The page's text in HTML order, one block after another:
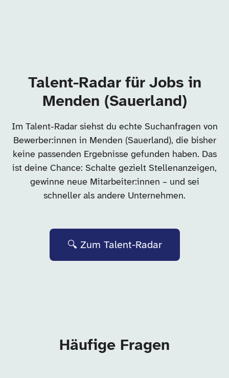
Talent-Radar für Jobs in
Menden (Sauerland)
Im Talent-Radar siehst du echte Suchanfragen von
Bewerber:innen in Menden (Sauerland), die bisher
keine passenden Ergebnisse gefunden haben. Das
ist deine Chance: Schalte gezielt Stellenanzeigen,
gewinne neue Mitarbeiter:innen – und sei
schneller als andere Unternehmen.
🔍 Zum Talent-Radar
Häufige Fragen